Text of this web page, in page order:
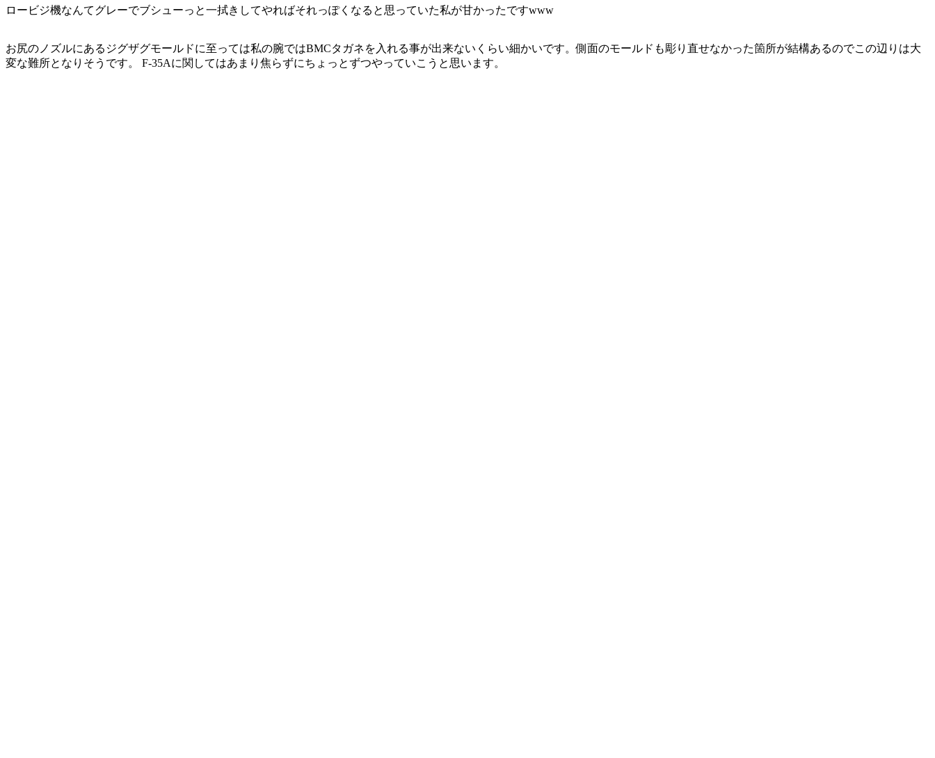
ロービジ機なんてグレーでブシューっと一拭きしてやればそれっぽくなると思っていた私が甘かったですwww
お尻のノズルにあるジグザグモールドに至っては私の腕ではBMCタガネを入れる事が出来ないくらい細かいです。側面のモールドも彫り直せなかった箇所が結構あるのでこの辺りは大
変な難所となりそうです。 F-35Aに関してはあまり焦らずにちょっとずつやっていこうと思います。